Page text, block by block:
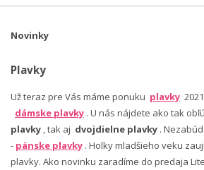
Novinky
Plavky
Už teraz pre Vás máme ponuku plavky
dámske plavky . U nás nájdete ako tak
plavky , tak aj dvojdielne plavky .
- pánske plavky . Holky mladšieho veku
plavky. Ako novinku zaradíme do predaja